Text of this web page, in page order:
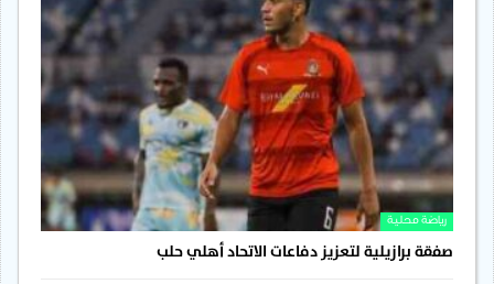
رياضة محلية
صفقة برازيلية لتعزيز دفاعات الاتحاد أهلي حلب